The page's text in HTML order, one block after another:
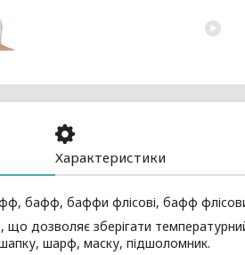
Характеристики
бафф, баффи флісові, бафф
що дозволяє зберігати
шарф, маску, підшоломник.